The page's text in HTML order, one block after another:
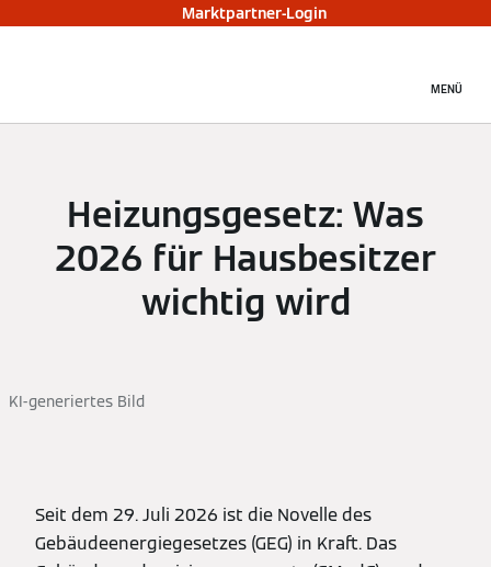
Marktpartner-Login
MENÜ
Heizungsgesetz: Was
2026 für Hausbesitzer
wichtig wird
KI-generiertes Bild
Seit dem 29. Juli 2026 ist die Novelle des
Gebäudeenergiegesetzes (GEG) in Kraft. Das